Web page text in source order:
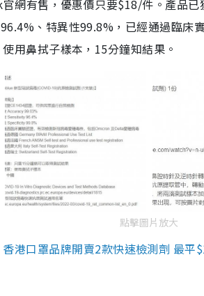
網有售，優惠價只要$18/件。產品
、特異性99.8%，已經通過臨床
用鼻拭子樣本，15分鐘知結果。
點擊圖片放大
港口罩品牌開賣2款快速檢測劑 最